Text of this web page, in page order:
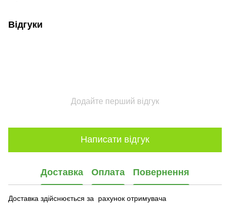
Відгуки
Додайте перший відгук
Написати відгук
Доставка Оплата Повернення
Доставка здійснюється за рахунок отримувача